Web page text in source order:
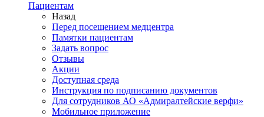
Пациентам
Назад
Перед посещением медцентра
Памятки пациентам
Задать вопрос
Отзывы
Акции
Доступная среда
Инструкция по подписанию документов
Для сотрудников АО «Адмиралтейские верфи»
Мобильное приложение